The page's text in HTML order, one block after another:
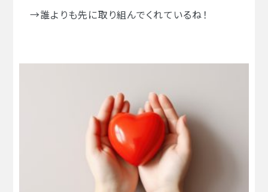
→誰よりも先に取り組んでくれているね！